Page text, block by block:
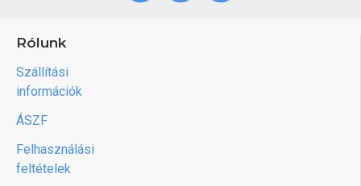
Rólunk
Szállítási
információk
ÁSZF
Felhasználási
feltételek